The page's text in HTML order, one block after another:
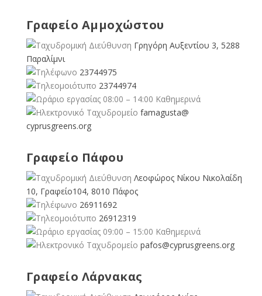
Γραφείο Αμμοχώστου
Γρηγόρη Αυξεντίου 3, 5288
Παραλίμνι
23744975
23744974
08:00 – 14:00 Καθημερινά
famagusta@
cyprusgreens.org
Γραφείο Πάφου
Λεοφώρος Νίκου Νικολαίδη
10, Γραφείο104, 8010 Πάφος
26911692
26912319
09:00 – 15:00 Καθημερινά
pafos@cyprusgreens.org
Γραφείο Λάρνακας